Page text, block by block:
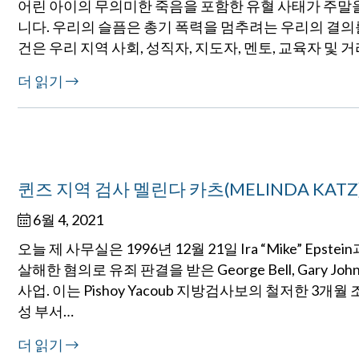
어린 아이의 무의미한 죽음을 포함한 유혈 사태가 주
니다. 우리의 슬픔은 총기 폭력을 멈추려는 우리의 결
건은 우리 지역 사회, 성직자, 지도자, 멘토, 교육자 및
더 읽기
퀸즈 지역 검사 멜린다 카츠(MELINDA
6월 4, 2021
오늘 제 사무실은 1996년 12월 21일 Ira “Mike”
살해한 혐의로 유죄 판결을 받은 George Bell, Gary
사업. 이는 Pishoy Yacoub 지방검사보의 철저한 3개월
성 부서…
더 읽기